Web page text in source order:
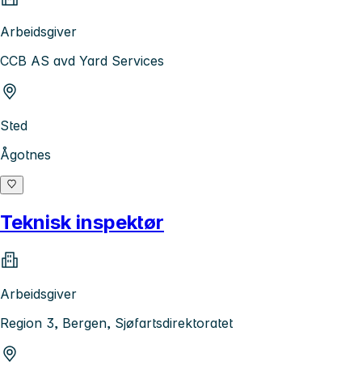
Arbeidsgiver
CCB AS avd Yard Services
Sted
Ågotnes
Teknisk inspektør
Arbeidsgiver
Region 3, Bergen, Sjøfartsdirektoratet